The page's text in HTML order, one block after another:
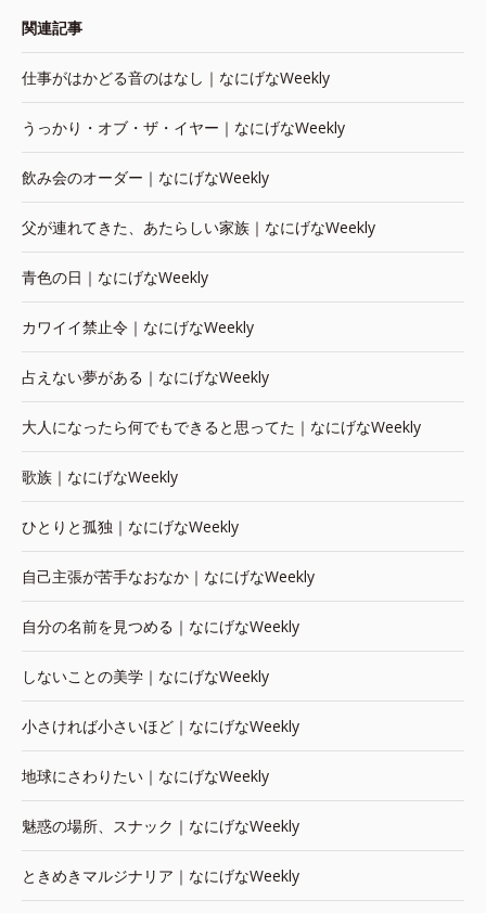
関連記事
仕事がはかどる音のはなし｜なにげなWeekly
うっかり・オブ・ザ・イヤー｜なにげなWeekly
飲み会のオーダー｜なにげなWeekly
父が連れてきた、あたらしい家族｜なにげなWeekly
青色の日｜なにげなWeekly
カワイイ禁止令｜なにげなWeekly
占えない夢がある｜なにげなWeekly
大人になったら何でもできると思ってた｜なにげなWeekly
歌族｜なにげなWeekly
ひとりと孤独｜なにげなWeekly
自己主張が苦手なおなか｜なにげなWeekly
自分の名前を見つめる｜なにげなWeekly
しないことの美学｜なにげなWeekly
小さければ小さいほど｜なにげなWeekly
地球にさわりたい｜なにげなWeekly
魅惑の場所、スナック｜なにげなWeekly
ときめきマルジナリア｜なにげなWeekly